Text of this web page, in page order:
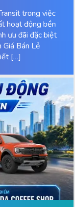
trong việc
hoạt động bền
ưu đãi đặc biệt
Bán Lẻ
[…]